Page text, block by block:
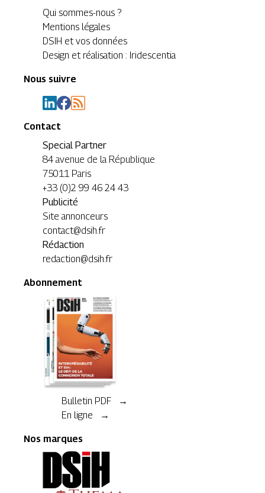
Qui sommes-nous ?
Mentions légales
DSIH et vos données
Design et réalisation : Iridescentia
Nous suivre
Contact
Special Partner
84 avenue de la République
75011 Paris
+33 (0)2 99 46 24 43
Publicité
Site annonceurs
contact@dsih.fr
Rédaction
redaction@dsih.fr
Abonnement
Bulletin PDF →
En ligne →
Nos marques